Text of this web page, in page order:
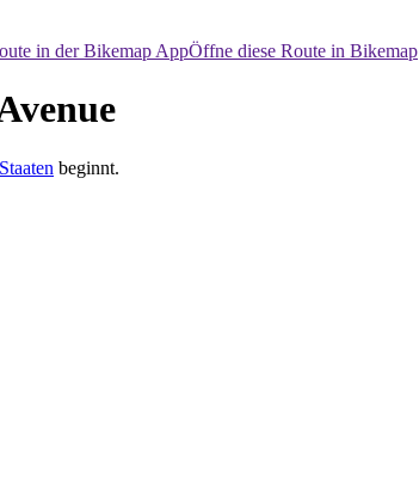
in der Bikemap AppÖffne diese Route in Bikemap
beginnt.